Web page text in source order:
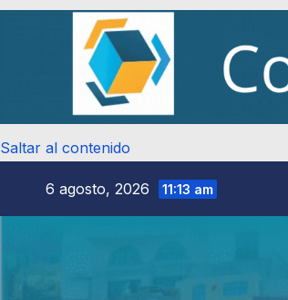
Saltar al contenido
6 agosto, 2026 11:13 am